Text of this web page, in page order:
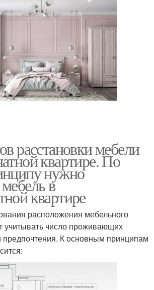
расстановки мебели
квартире. По
нужно
в
квартире
расположения мебельного
учитывать число проживающих
К основным принципам